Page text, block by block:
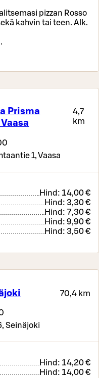
pizzan Rosso
kahvin tai teen. Alk.
Prisma
4,7
km
1,Vaasa
Hind: 14,00 €
Hind: 3,30 €
Hind: 7,30 €
Hind: 9,90 €
Hind: 3,50 €
70,4 km
Seinäjoki
Hind: 14,20 €
Hind: 14,00 €